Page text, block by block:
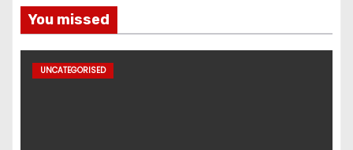
You missed
UNCATEGORISED